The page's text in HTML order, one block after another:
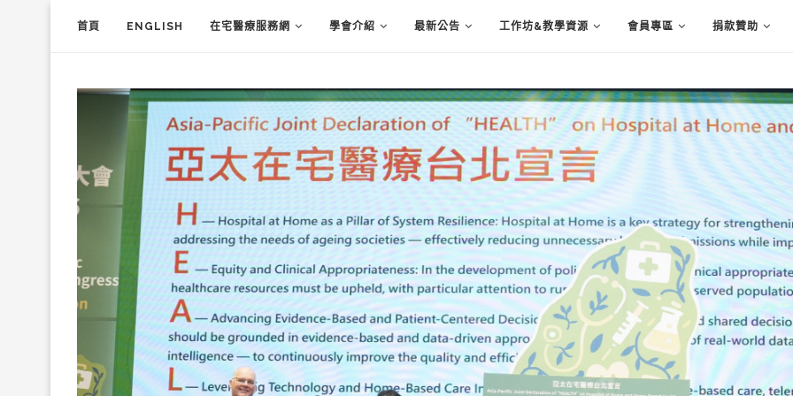
首頁 ENGLISH 在宅醫療服務網 學會介紹 最新公告 工作坊&教學資源 會員專區 捐款贊助